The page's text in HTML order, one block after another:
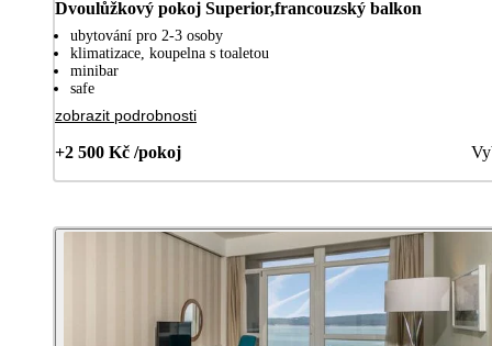
Dvoulůžkový pokoj Superior,francouzský balkon
ubytování pro 2-3 osoby
klimatizace, koupelna s toaletou
minibar
safe
zobrazit podrobnosti
+2 500 Kč /pokoj